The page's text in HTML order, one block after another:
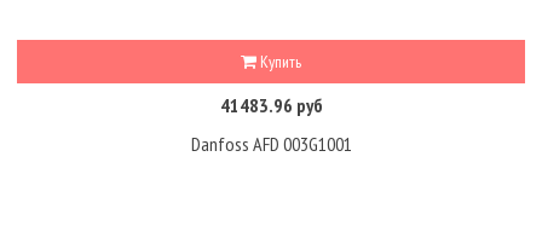
Купить
41483.96 руб
Danfoss AFD 003G1001